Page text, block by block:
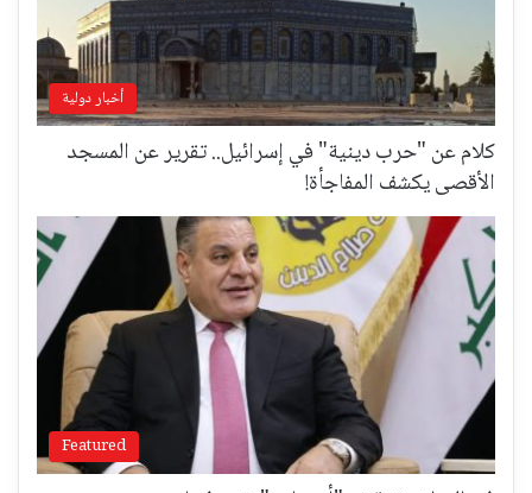
أخبار دولية
كلام عن "حرب دينية" في إسرائيل.. تقرير عن المسجد
الأقصى يكشف المفاجأة!
Featured